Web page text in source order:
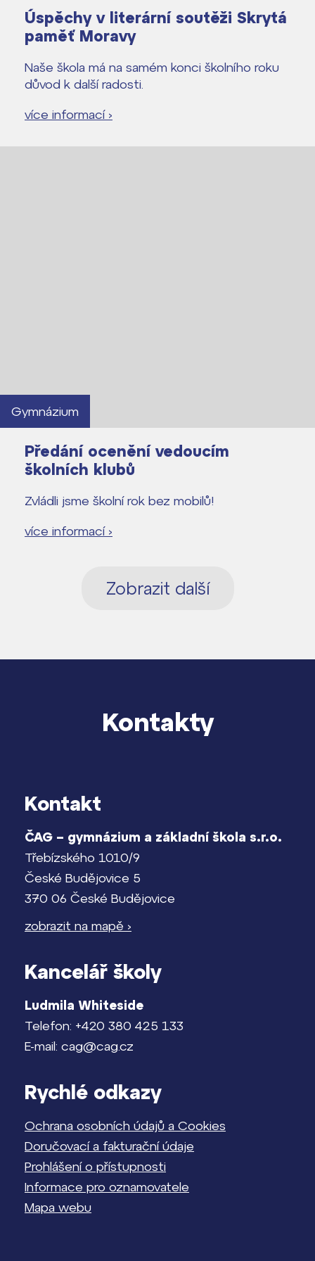
Úspěchy v literární soutěži Skrytá
paměť Moravy
Naše škola má na samém konci školního roku
důvod k další radosti.
více informací ›
Gymnázium
Předání ocenění vedoucím
školních klubů
Zvládli jsme školní rok bez mobilů!
více informací ›
Zobrazit další
Kontakty
Kontakt
ČAG – gymnázium a základní škola s.r.o.
Třebízského 1010/9
České Budějovice 5
370 06 České Budějovice
zobrazit na mapě ›
Kancelář školy
Ludmila Whiteside
Telefon: +420 380 425 133
E-mail: cag@cag.cz
Rychlé odkazy
Ochrana osobních údajů a Cookies
Doručovací a fakturační údaje
Prohlášení o přístupnosti
Informace pro oznamovatele
Mapa webu